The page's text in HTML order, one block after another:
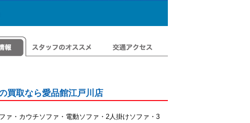
買取なら愛品館江戸川店
ァ・カウチソファ・電動ソファ・2人掛けソファ・3